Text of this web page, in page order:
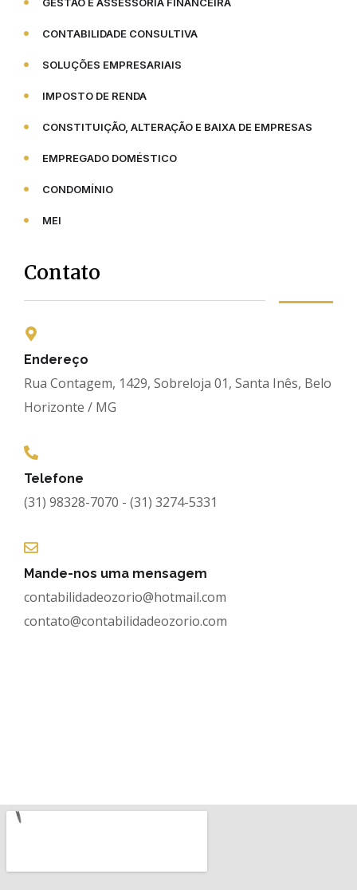
GESTÃO E ASSESSORIA FINANCEIRA
CONTABILIDADE CONSULTIVA
SOLUÇÕES EMPRESARIAIS
IMPOSTO DE RENDA
CONSTITUIÇÃO, ALTERAÇÃO E BAIXA DE EMPRESAS
EMPREGADO DOMÉSTICO
CONDOMÍNIO
MEI
Contato
Endereço
Rua Contagem, 1429, Sobreloja 01, Santa Inês, Belo
Horizonte / MG
Telefone
(31) 98328-7070 - (31) 3274-5331
Mande-nos uma mensagem
contabilidadeozorio@hotmail.com
contato@contabilidadeozorio.com